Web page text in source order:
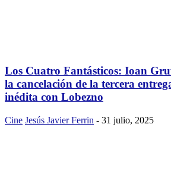
Los Cuatro Fantásticos: Ioan
la cancelación de la tercera
inédita con Lobezno
Cine Jesús Javier Ferrin - 31 julio, 2025